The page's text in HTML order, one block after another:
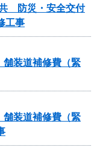
共 防災・安全交付
工事
装道補修費（緊
装道補修費（緊